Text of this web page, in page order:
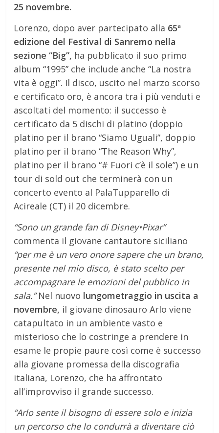
25 novembre.
Lorenzo, dopo aver partecipato alla 65ª
edizione del Festival di Sanremo nella
sezione “Big”, ha pubblicato il suo primo
album “1995” che include anche “La nostra
vita è oggi”. Il disco, uscito nel marzo scorso
e certificato oro, è ancora tra i più venduti e
ascoltati del momento: il successo è
certificato da 5 dischi di platino (doppio
platino per il brano “Siamo Uguali”, doppio
platino per il brano “The Reason Why”,
platino per il brano “# Fuori c’è il sole”) e un
tour di sold out che terminerà con un
concerto evento al PalaTupparello di
Acireale (CT) il 20 dicembre.
“Sono un grande fan di Disney•Pixar”
commenta il giovane cantautore siciliano
“per me è un vero onore sapere che un brano,
presente nel mio disco, è stato scelto per
accompagnare le emozioni del pubblico in
sala.”Nel nuovo lungometraggio in uscita a
novembre, il giovane dinosauro Arlo viene
catapultato in un ambiente vasto e
misterioso che lo costringe a prendere in
esame le propie paure così come è successo
alla giovane promessa della discografia
italiana, Lorenzo, che ha affrontato
all’improvviso il grande successo.
“Arlo sente il bisogno di essere solo e inizia
un percorso che lo condurrà a diventare ciò